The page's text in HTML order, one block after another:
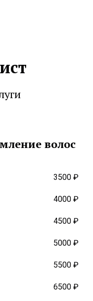
волос
3500 ₽
4000 ₽
4500 ₽
5000 ₽
5500 ₽
6500 ₽